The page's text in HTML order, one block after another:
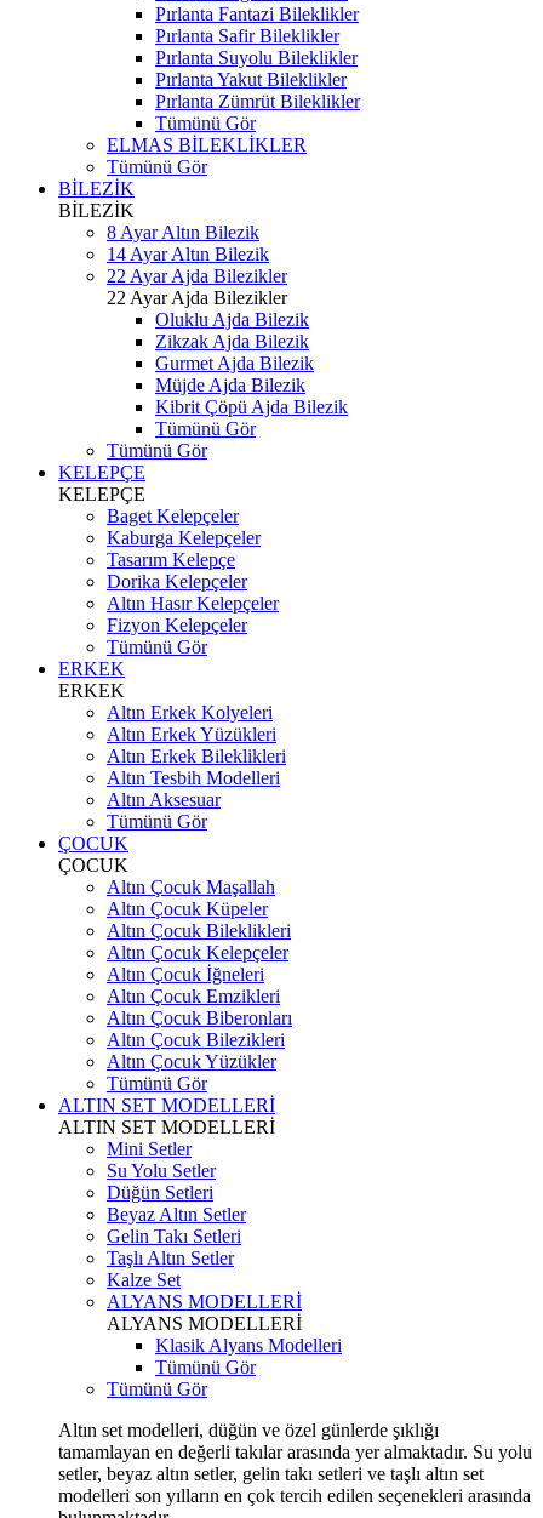
Pırlanta Fantazi Bileklikler
Pırlanta Safir Bileklikler
Pırlanta Suyolu Bileklikler
Pırlanta Yakut Bileklikler
Pırlanta Zümrüt Bileklikler
Tümünü Gör
ELMAS BİLEKLİKLER
Tümünü Gör
BİLEZİK
BİLEZİK
8 Ayar Altın Bilezik
14 Ayar Altın Bilezik
22 Ayar Ajda Bilezikler
22 Ayar Ajda Bilezikler
Oluklu Ajda Bilezik
Zikzak Ajda Bilezik
Gurmet Ajda Bilezik
Müjde Ajda Bilezik
Kibrit Çöpü Ajda Bilezik
Tümünü Gör
Tümünü Gör
KELEPÇE
KELEPÇE
Baget Kelepçeler
Kaburga Kelepçeler
Tasarım Kelepçe
Dorika Kelepçeler
Altın Hasır Kelepçeler
Fizyon Kelepçeler
Tümünü Gör
ERKEK
ERKEK
Altın Erkek Kolyeleri
Altın Erkek Yüzükleri
Altın Erkek Bileklikleri
Altın Tesbih Modelleri
Altın Aksesuar
Tümünü Gör
ÇOCUK
ÇOCUK
Altın Çocuk Maşallah
Altın Çocuk Küpeler
Altın Çocuk Bileklikleri
Altın Çocuk Kelepçeler
Altın Çocuk İğneleri
Altın Çocuk Emzikleri
Altın Çocuk Biberonları
Altın Çocuk Bilezikleri
Altın Çocuk Yüzükler
Tümünü Gör
ALTIN SET MODELLERİ
ALTIN SET MODELLERİ
Mini Setler
Su Yolu Setler
Düğün Setleri
Beyaz Altın Setler
Gelin Takı Setleri
Taşlı Altın Setler
Kalze Set
ALYANS MODELLERİ
ALYANS MODELLERİ
Klasik Alyans Modelleri
Tümünü Gör
Tümünü Gör
Altın set modelleri, düğün ve özel günlerde şıklığı
tamamlayan en değerli takılar arasında yer almaktadır. Su yolu
setler, beyaz altın setler, gelin takı setleri ve taşlı altın set
modelleri son yılların en çok tercih edilen seçenekleri arasında